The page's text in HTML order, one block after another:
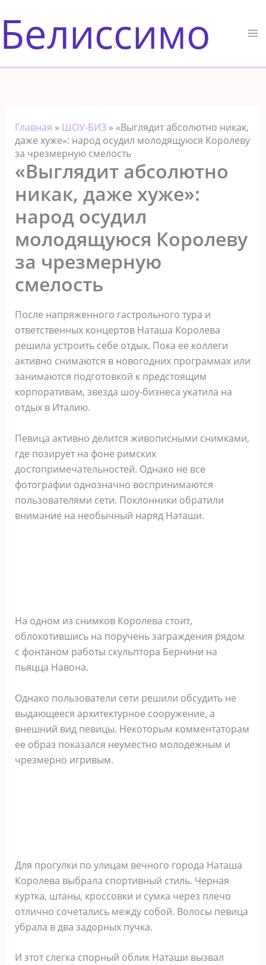
к
содержимому
Белиссимо
Главная » ШОУ-БИЗ» «Выглядит абсолютно никак,
даже хуже»: народ осудил молодящуюся Королеву
за чрезмерную смелость
«Выглядит абсолютно
никак, даже хуже»:
народ осудил
молодящуюся Королеву
за чрезмерную
смелость
После напряженного гастрольного тура и
ответственных концертов Наташа Королева
решила устроить себе отдых. Пока ее коллеги
активно снимаются в новогодних программах или
занимаются подготовкой к предстоящим
корпоративам, звезда шоу-бизнеса укатила на
отдых в Италию.
Певица активно делится живописными снимками,
где позирует на фоне римских
достопримечательностей. Однако не все
фотографии однозначно воспринимаются
пользователями сети. Поклонники обратили
внимание на необычный наряд Наташи.
На одном из снимков Королева стоит,
облокотившись на поручень заграждения рядом
с фонтаном работы скульптора Бернини на
пьяцца Навона.
Однако пользователи сети решили обсудить не
выдающееся архитектурное сооружение, а
внешний вид певицы. Некоторым комментаторам
ее образ показался неуместно молодежным и
чрезмерно игривым.
Для прогулки по улицам вечного города Наташа
Королева выбрала спортивный стиль. Черная
куртка, штаны, кроссовки и сумка через плечо
отлично сочетались между собой. Волосы певица
убрала в два задорных пучка.
И этот слегка спорный облик Наташи вызвал